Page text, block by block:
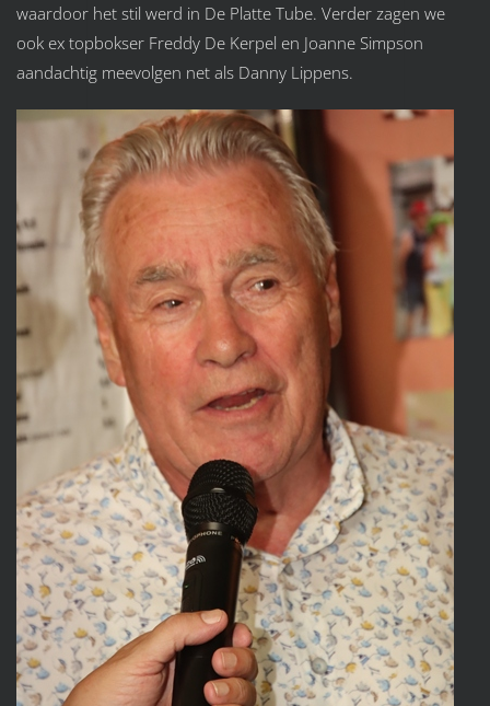
waardoor het stil werd in De Platte Tube. Verder zagen we
ook ex topbokser Freddy De Kerpel en Joanne Simpson
aandachtig meevolgen net als Danny Lippens.